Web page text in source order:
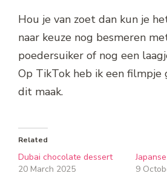
Hou je van zoet dan kun je
naar keuze nog besmeren
poedersuiker of nog een
Op TikTok heb ik een filmpje
dit maak.
Related
Dubai chocolate dessert
20 March 2025
9